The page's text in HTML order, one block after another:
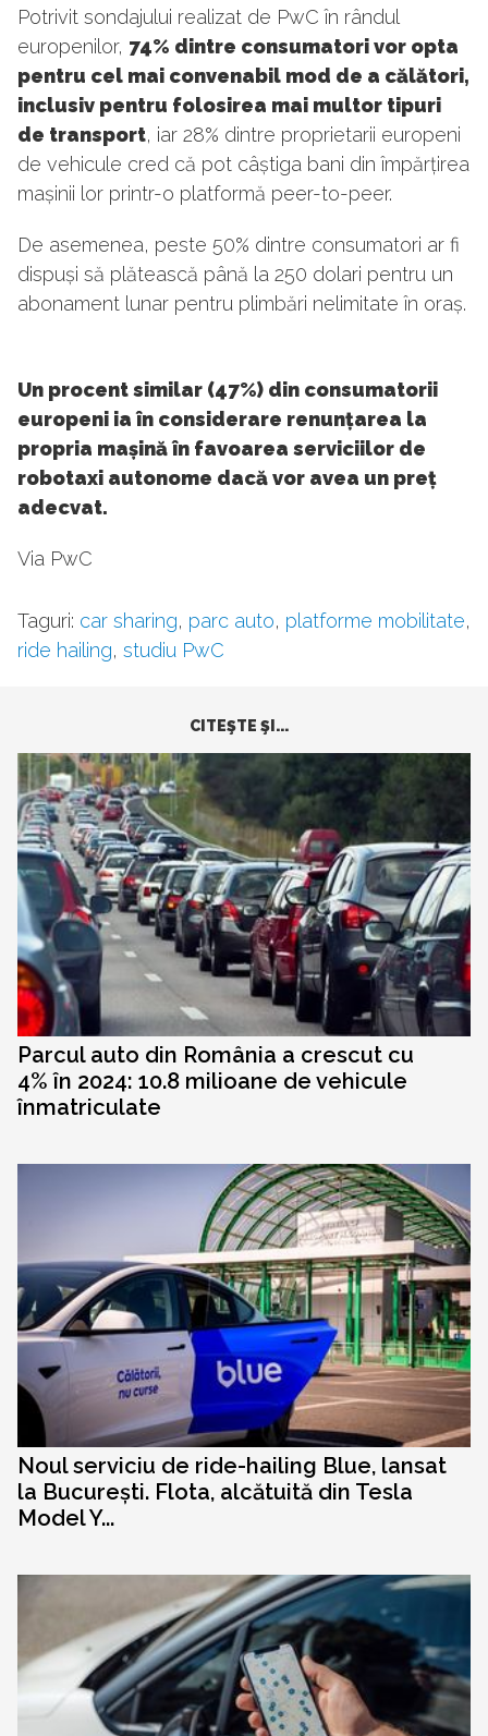
Potrivit sondajului realizat de PwC în rândul
europenilor, 74% dintre consumatori vor opta
pentru cel mai convenabil mod de a călători,
inclusiv pentru folosirea mai multor tipuri
de transport, iar 28% dintre proprietarii europeni
de vehicule cred că pot câștiga bani din împărțirea
mașinii lor printr-o platformă peer-to-peer.
De asemenea, peste 50% dintre consumatori ar fi
dispuși să plătească până la 250 dolari pentru un
abonament lunar pentru plimbări nelimitate în oraș.
Un procent similar (47%) din consumatorii
europeni ia în considerare renunțarea la
propria mașină în favoarea serviciilor de
robotaxi autonome dacă vor avea un preț
adecvat.
Via PwC
Taguri: car sharing, parc auto, platforme mobilitate,
ride hailing, studiu PwC
CITEŞTE ŞI...
Parcul auto din România a crescut cu
4% în 2024: 10.8 milioane de vehicule
înmatriculate
Noul serviciu de ride-hailing Blue, lansat
la București. Flota, alcătuită din Tesla
Model Y...